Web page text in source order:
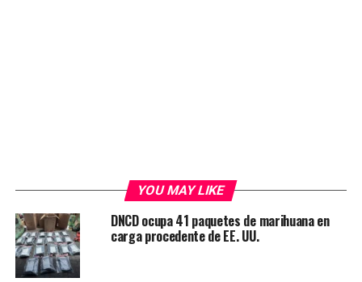
YOU MAY LIKE
DNCD ocupa 41 paquetes de marihuana en
carga procedente de EE. UU.